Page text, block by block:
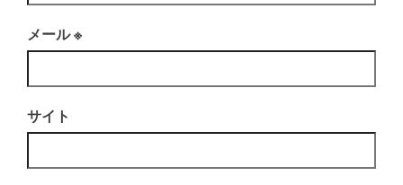
メール※
サイト